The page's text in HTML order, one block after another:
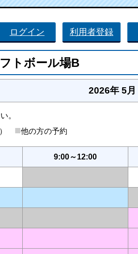
ログイン 利用者登録
トボール場B
2026年 5月
。
） ■他の方の予約
9:00～12:00